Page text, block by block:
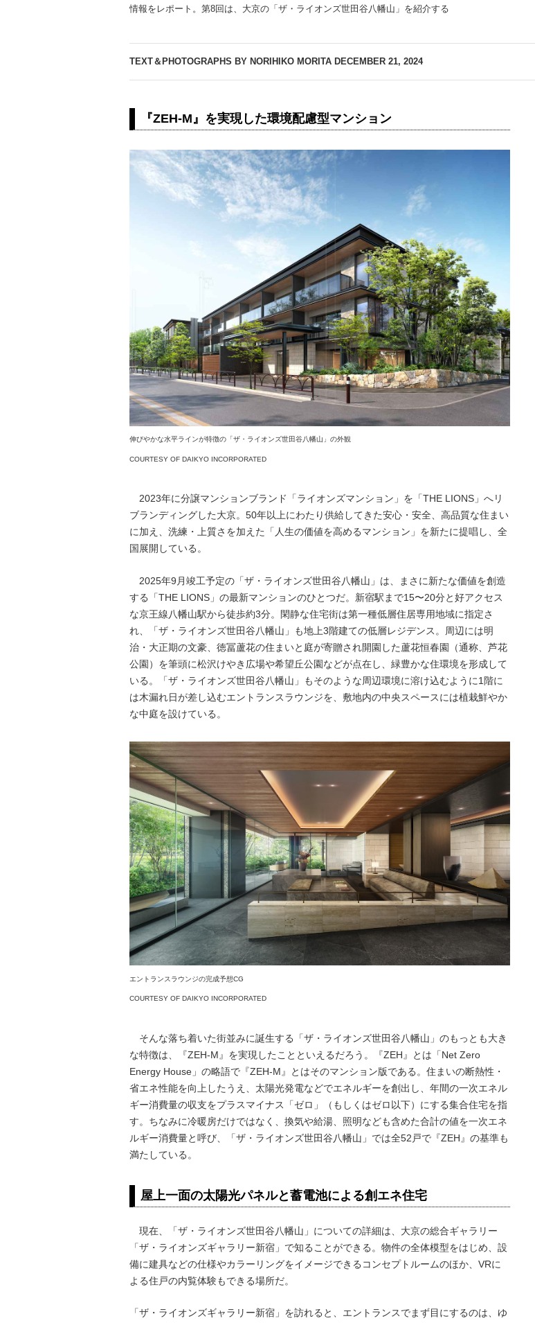
情報をレポート。第8回は、大京の「ザ・ライオンズ世田谷八幡山」を紹介する
TEXT＆PHOTOGRAPHS BY NORIHIKO MORITA DECEMBER 21, 2024
『ZEH-M』を実現した環境配慮型マンション
伸びやかな水平ラインが特徴の「ザ・ライオンズ世田谷八幡山」の外観
COURTESY OF DAIKYO INCORPORATED
2023年に分譲マンションブランド「ライオンズマンション」を「THE LIONS」へリ
ブランディングした大京。50年以上にわたり供給してきた安心・安全、高品質な住まい
に加え、洗練・上質さを加えた「人生の価値を高めるマンション」を新たに提唱し、全
国展開している。
2025年9月竣工予定の「ザ・ライオンズ世田谷八幡山」は、まさに新たな価値を創造
する「THE LIONS」の最新マンションのひとつだ。新宿駅まで15〜20分と好アクセス
な京王線八幡山駅から徒歩約3分。閑静な住宅街は第一種低層住居専用地域に指定さ
れ、「ザ・ライオンズ世田谷八幡山」も地上3階建ての低層レジデンス。周辺には明
治・大正期の文豪、徳冨蘆花の住まいと庭が寄贈され開園した蘆花恒春園（通称、芦花
公園）を筆頭に松沢けやき広場や希望丘公園などが点在し、緑豊かな住環境を形成して
いる。「ザ・ライオンズ世田谷八幡山」もそのような周辺環境に溶け込むように1階に
は木漏れ日が差し込むエントランスラウンジを、敷地内の中央スペースには植栽鮮やか
な中庭を設けている。
エントランスラウンジの完成予想CG
COURTESY OF DAIKYO INCORPORATED
そんな落ち着いた街並みに誕生する「ザ・ライオンズ世田谷八幡山」のもっとも大き
な特徴は、『ZEH-M』を実現したことといえるだろう。『ZEH』とは「Net Zero
Energy House」の略語で『ZEH-M』とはそのマンション版である。住まいの断熱性・
省エネ性能を向上したうえ、太陽光発電などでエネルギーを創出し、年間の一次エネル
ギー消費量の収支をプラスマイナス「ゼロ」（もしくはゼロ以下）にする集合住宅を指
す。ちなみに冷暖房だけではなく、換気や給湯、照明なども含めた合計の値を一次エネ
ルギー消費量と呼び、「ザ・ライオンズ世田谷八幡山」では全52戸で『ZEH』の基準も
満たしている。
屋上一面の太陽光パネルと蓄電池による創エネ住宅
現在、「ザ・ライオンズ世田谷八幡山」についての詳細は、大京の総合ギャラリー
「ザ・ライオンズギャラリー新宿」で知ることができる。物件の全体模型をはじめ、設
備に建具などの仕様やカラーリングをイメージできるコンセプトルームのほか、VRに
よる住戸の内覧体験もできる場所だ。
「ザ・ライオンズギャラリー新宿」を訪れると、エントランスでまず目にするのは、ゆ